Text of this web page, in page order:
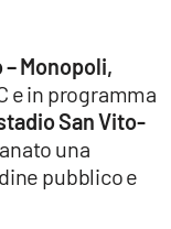
– Monopoli,
e in programma
San Vito-
una
pubblico e